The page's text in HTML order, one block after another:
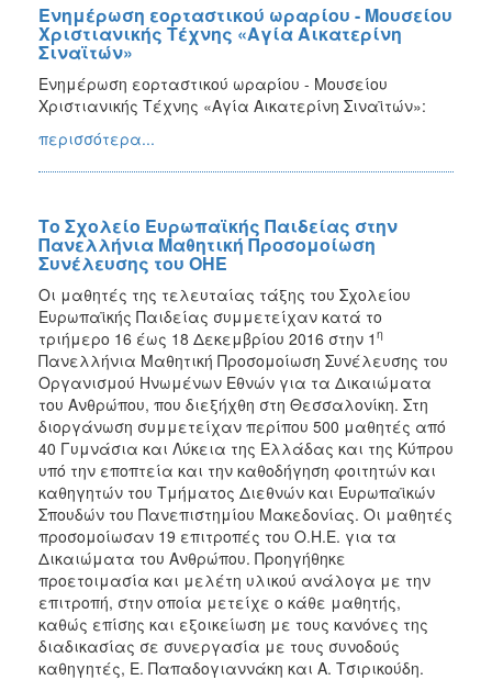
Ενημέρωση εορταστικού ωραρίου - Μουσείου
Χριστιανικής Τέχνης «Αγία Αικατερίνη
Σιναϊτών»
Ενημέρωση εορταστικού ωραρίου - Μουσείου
Χριστιανικής Τέχνης «Αγία Αικατερίνη Σιναϊτών»:
περισσότερα...
Το Σχολείο Ευρωπαϊκής Παιδείας στην
Πανελλήνια Μαθητική Προσομοίωση
Συνέλευσης του ΟΗΕ
Οι μαθητές της τελευταίας τάξης του Σχολείου
Ευρωπαϊκής Παιδείας συμμετείχαν κατά το
τριήμερο 16 έως 18 Δεκεμβρίου 2016 στην 1 η
Πανελλήνια Μαθητική Προσομοίωση Συνέλευσης του
Οργανισμού Ηνωμένων Εθνών για τα Δικαιώματα
του Ανθρώπου, που διεξήχθη στη Θεσσαλονίκη. Στη
διοργάνωση συμμετείχαν περίπου 500 μαθητές από
40 Γυμνάσια και Λύκεια της Ελλάδας και της Κύπρου
υπό την εποπτεία και την καθοδήγηση φοιτητών και
καθηγητών του Τμήματος Διεθνών και Ευρωπαϊκών
Σπουδών του Πανεπιστημίου Μακεδονίας. Οι μαθητές
προσομοίωσαν 19 επιτροπές του Ο.Η.Ε. για τα
Δικαιώματα του Ανθρώπου. Προηγήθηκε
προετοιμασία και μελέτη υλικού ανάλογα με την
επιτροπή, στην οποία μετείχε ο κάθε μαθητής,
καθώς επίσης και εξοικείωση με τους κανόνες της
διαδικασίας σε συνεργασία με τους συνοδούς
καθηγητές, Ε. Παπαδογιαννάκη και Α. Τσιρικούδη.